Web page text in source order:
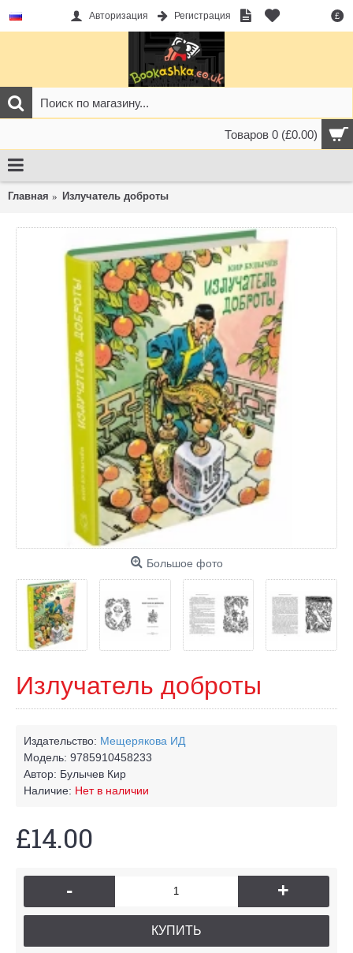
£
Авторизация Регистрация
Товаров 0 (£0.00)
Главная Излучатель доброты
Большое фото
Излучатель доброты
Издательство: Мещерякова ИД
Модель: 9785910458233
Автор: Булычев Кир
Наличие: Нет в наличии
£14.00
- +
КУПИТЬ